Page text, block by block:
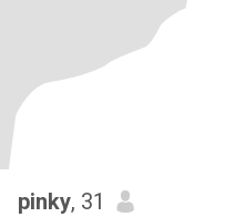
pinky, 31